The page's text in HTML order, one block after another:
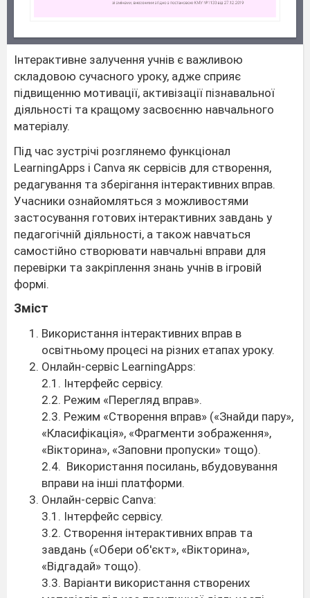
Інтерактивне залучення учнів є важливою
складовою сучасного уроку, адже сприяє
підвищенню мотивації, активізації пізнавальної
діяльності та кращому засвоєнню навчального
матеріалу.
Під час зустрічі розглянемо функціонал
LearningApps і Canva як сервісів для створення,
редагування та зберігання інтерактивних вправ.
Учасники ознайомляться з можливостями
застосування готових інтерактивних завдань у
педагогічній діяльності, а також навчаться
самостійно створювати навчальні вправи для
перевірки та закріплення знань учнів в ігровій
формі.
Зміст
Використання інтерактивних вправ в
освітньому процесі на різних етапах уроку.
Онлайн-сервіс LearningApps:
2.1. Інтерфейс сервісу.
2.2. Режим «Перегляд вправ».
2.3. Режим «Створення вправ» («Знайди пару»,
«Класифікація», «Фрагменти зображення»,
«Вікторина», «Заповни пропуски» тощо).
2.4. Використання посилань, вбудовування
вправи на інші платформи.
Онлайн-сервіс Canva:
3.1. Інтерфейс сервісу.
3.2. Створення інтерактивних вправ та
завдань («Обери об'єкт», «Вікторина»,
«Відгадай» тощо).
3.3. Варіанти використання створених